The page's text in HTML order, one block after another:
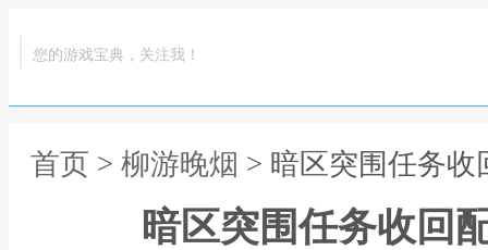
您的游戏宝典，关注我！
首页 > 柳游晚烟 > 暗区突围任务
暗区突围任务收回